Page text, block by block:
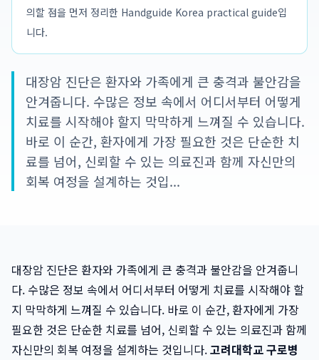
의할 점을 먼저 정리한 Handguide Korea practical guide입
니다.
대장암 진단은 환자와 가족에게 큰 충격과 불안감을
안겨줍니다. 수많은 정보 속에서 어디서부터 어떻게
치료를 시작해야 할지 막막하게 느껴질 수 있습니다.
바로 이 순간, 환자에게 가장 필요한 것은 단순한 치
료를 넘어, 신뢰할 수 있는 의료진과 함께 자신만의
회복 여정을 설계하는 것입...
대장암 진단은 환자와 가족에게 큰 충격과 불안감을 안겨줍니
다. 수많은 정보 속에서 어디서부터 어떻게 치료를 시작해야 할
지 막막하게 느껴질 수 있습니다. 바로 이 순간, 환자에게 가장
필요한 것은 단순한 치료를 넘어, 신뢰할 수 있는 의료진과 함께
자신만의 회복 여정을 설계하는 것입니다.고려대학교 구로병